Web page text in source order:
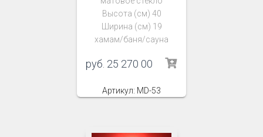
Высота (см) 40
Ширина (см) 19
хамам/баня/сауна
руб. 25 270 00
Артикул: MD-53